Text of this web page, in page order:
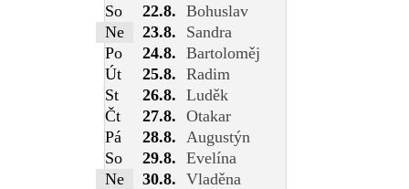
So
22.8. Bohuslav
Ne
23.8.
Sandra
Po
24.8. Bartoloměj
Út
25.8. Radim
St
26.8. Luděk
Čt
27.8. Otakar
Pá
28.8.
Augustýn
So
29.8. Evelína
Ne
30.8. Vladěna